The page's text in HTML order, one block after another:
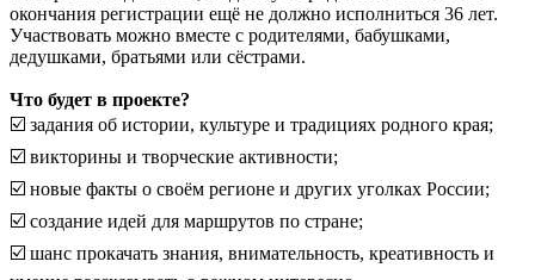
окончания регистрации ещё не должно исполниться 36 лет.
Участвовать можно вместе с родителями, бабушками,
дедушками, братьями или сёстрами.
Что будет в проекте?
☑️ задания об истории, культуре и традициях родного края;
☑️ викторины и творческие активности;
☑️ новые факты о своём регионе и других уголках России;
☑️ создание идей для маршрутов по стране;
☑️ шанс прокачать знания, внимательность, креативность и